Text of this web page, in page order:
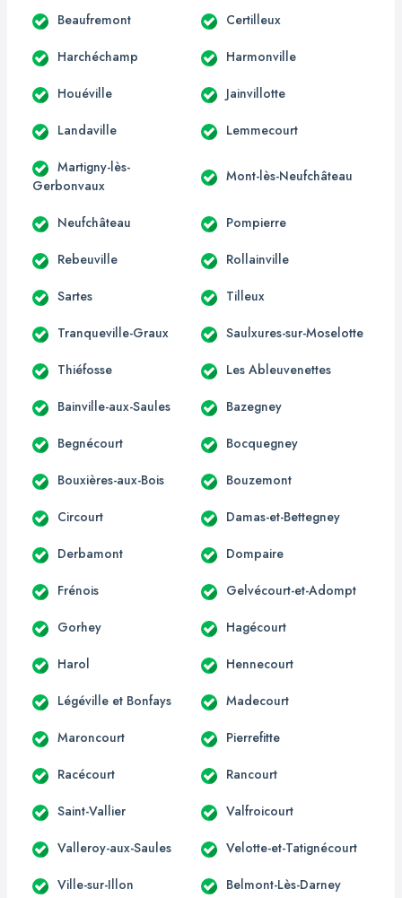
Beaufremont Certilleux
Harchéchamp Harmonville
Houéville Jainvillotte
Landaville Lemmecourt
Martigny-lès-
Gerbonvaux
Mont-lès-Neufchâteau
Neufchâteau Pompierre
Rebeuville Rollainville
Sartes Tilleux
Tranqueville-Graux Saulxures-sur-Moselotte
Thiéfosse Les Ableuvenettes
Bainville-aux-Saules Bazegney
Begnécourt Bocquegney
Bouxières-aux-Bois Bouzemont
Circourt Damas-et-Bettegney
Derbamont Dompaire
Frénois Gelvécourt-et-Adompt
Gorhey Hagécourt
Harol Hennecourt
Légéville et Bonfays Madecourt
Maroncourt Pierrefitte
Racécourt Rancourt
Saint-Vallier Valfroicourt
Valleroy-aux-Saules Velotte-et-Tatignécourt
Ville-sur-Illon Belmont-Lès-Darney